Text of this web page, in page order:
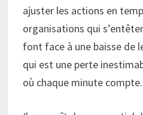
ajuster les actions en
organisations qui
font face à une baisse de
qui est une perte
où chaque minute compte.